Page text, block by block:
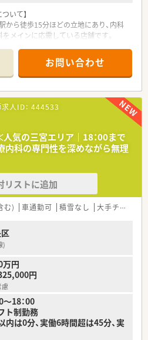
いて】
ら徒歩15分ほどの立地にあり、内科
メインに応需している店舗です。
業務に対応しています。
せた開局時間となっており、土曜日は
と祝日はしっかり休めます。
について】
極的に採用を行っており、患者様一人
る方を急募しております。
欲や人柄を重視しており、未経験の方
募も幅広く歓迎しています。
めお子様が好きな方や、地域の方々と
切にしたい方に最適です。
様との対話を重視したい方が多く、コ
活かして活躍されています。
いう志を持つ方が多いです。
ているパパ薬剤師やママ薬剤師も多数
解し合いながら働いています。
を多く学びたい方や、お子様と接する機
方にぴったりの案件です。
重視しており、休日数や福利厚生が充
く働きたい方に最適です。
価される環境で、管理薬剤師などのキャ
指したい方におすすめです。
お問い合わせ
人ID： 444533
気の三宮エリア｜18：00まで
科の専門性を深めながら無理
リストに追加
む) 車通勤可 積雪なし 大手チェーン以外
)
万円
円
18：00
ト制勤務
内は0分、実働6時間超は45分、実